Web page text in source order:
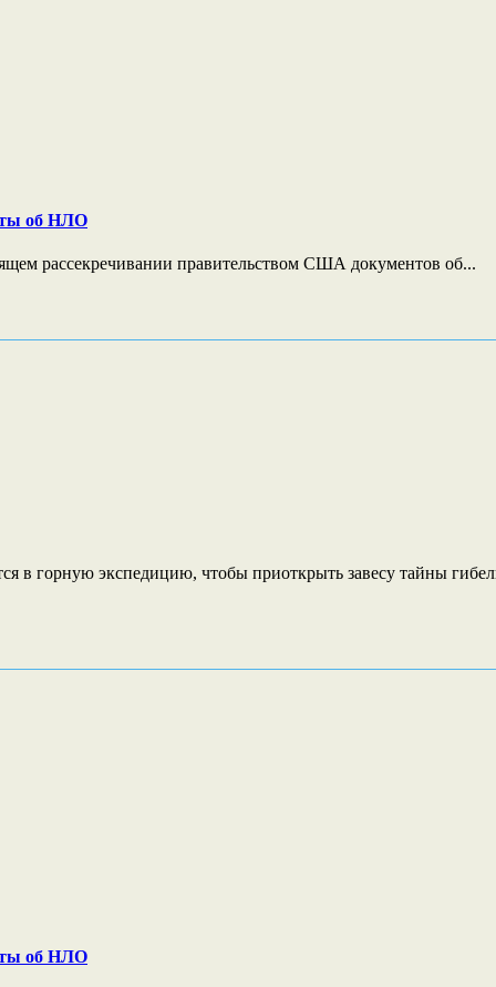
об НЛО
рассекречивании правительством США документов об...
в горную экспедицию, чтобы приоткрыть завесу тайны
об НЛО